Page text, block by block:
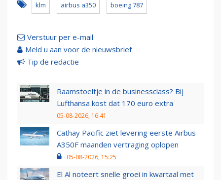
klm airbus a350 boeing 787
Verstuur per e-mail
Meld u aan voor de nieuwsbrief
Tip de redactie
Raamstoeltje in de businessclass? Bij
Lufthansa kost dat 170 euro extra
05-08-2026, 16:41
Cathay Pacific ziet levering eerste Airbus
A350F maanden vertraging oplopen
05-08-2026, 15:25
El Al noteert snelle groei in kwartaal met